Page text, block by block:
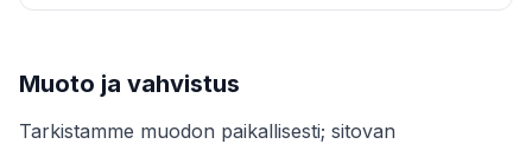
Muoto ja vahvistus
Tarkistamme muodon paikallisesti; sitovan